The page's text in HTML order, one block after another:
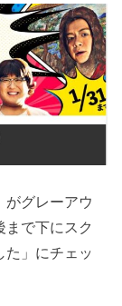
がグレーアウ
まで下にスク
た」にチェッ